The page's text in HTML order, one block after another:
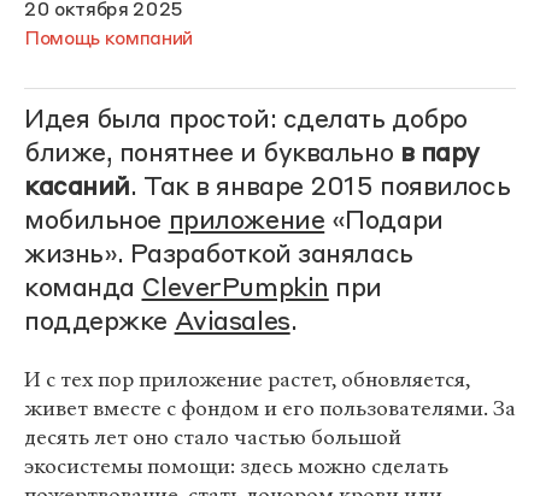
20 октября 2025
Помощь компаний
Идея была простой: сделать добро
ближе, понятнее и буквально в пару
касаний. Так в январе 2015 появилось
мобильное приложение «Подари
жизнь». Разработкой занялась
команда CleverPumpkin при
поддержке Aviasales.
И с тех пор приложение растет, обновляется,
живет вместе с фондом и его пользователями. За
десять лет оно стало частью большой
экосистемы помощи: здесь можно сделать